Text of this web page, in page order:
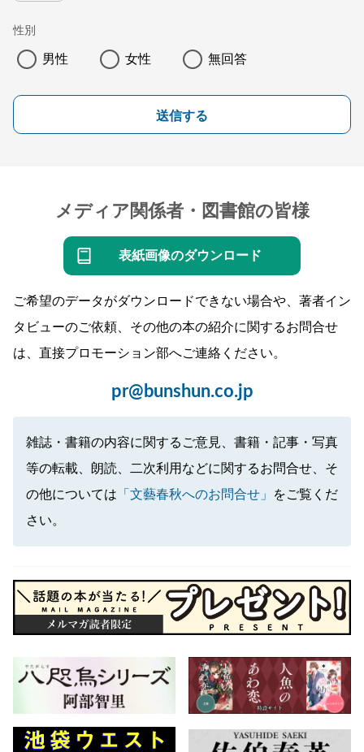
性別
男性 女性 無回答
送信する
メディア関係者・図書館の皆様
表紙画像のダウンロード
ご希望のデータがダウンロードできない場合や、著者イン
タビューのご依頼、その他の本の紹介に関するお問合せ
は、直接プロモーション部へご連絡ください。
pr@bunshun.co.jp
雑誌・書籍の内容に関するご意見、書籍・記事・写真
等の転載、朗読、二次利用などに関するお問合せ、そ
の他については 「文藝春秋へのお問合せ」
をご覧くだ
さい。